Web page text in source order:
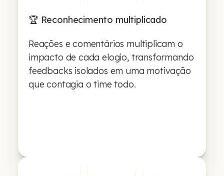
🏆 Reconhecimento multiplicado
Reações e comentários multiplicam o
impacto de cada elogio, transformando
feedbacks isolados em uma motivação
que contagia o time todo.